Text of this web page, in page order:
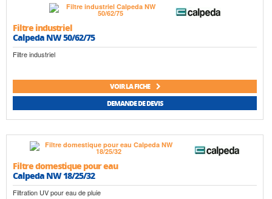
Filtre industriel
Calpeda NW 50/62/75
Filtre industriel
VOIR LA FICHE
DEMANDE DE DEVIS
Filtre domestique pour eau
Calpeda NW 18/25/32
Filtration UV pour eau de pluie